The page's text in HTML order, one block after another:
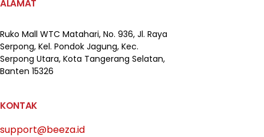
ALAMAT
Ruko Mall WTC Matahari, No. 936, Jl. Raya
Serpong, Kel. Pondok Jagung, Kec.
Serpong Utara, Kota Tangerang Selatan,
Banten 15326
KONTAK
support@beeza.id